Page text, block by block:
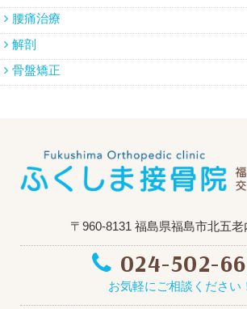
腰痛治療
解剖
骨盤矯正
〒960-8131 福島県福島市北五老
024-502-
お気軽にご相談ください